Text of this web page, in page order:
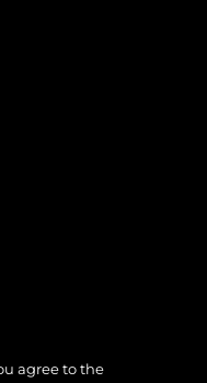
agree to the